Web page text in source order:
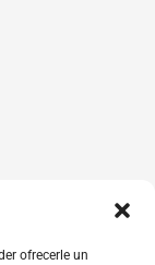
ofrecerle un
Power Nº 7,